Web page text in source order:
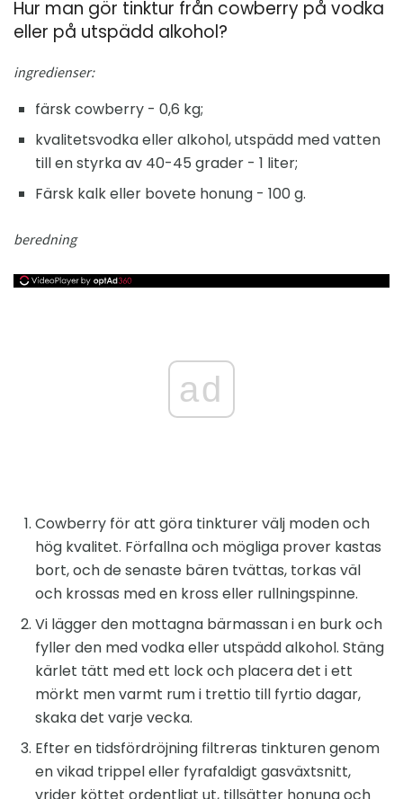
Hur man gör tinktur från cowberry på vodka
eller på utspädd alkohol?
ingredienser:
färsk cowberry - 0,6 kg;
kvalitetsvodka eller alkohol, utspädd med vatten
till en styrka av 40-45 grader - 1 liter;
Färsk kalk eller bovete honung - 100 g.
beredning
ad
Cowberry för att göra tinkturer välj moden och
hög kvalitet. Förfallna och mögliga prover kastas
bort, och de senaste bären tvättas, torkas väl
och krossas med en kross eller rullningspinne.
Vi lägger den mottagna bärmassan i en burk och
fyller den med vodka eller utspädd alkohol. Stäng
kärlet tätt med ett lock och placera det i ett
mörkt men varmt rum i trettio till fyrtio dagar,
skaka det varje vecka.
Efter en tidsfördröjning filtreras tinkturen genom
en vikad trippel eller fyrafaldigt gasväxtsnitt,